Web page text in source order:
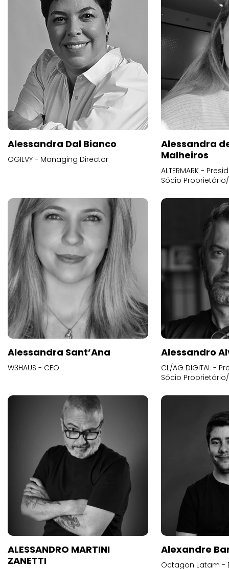
Alessandra Dal Bianco
OGILVY - Managing Director
Alessandra
Malheiros
ALTERMARK -
Sócio
Alessandra Sant’Ana
W3HAUS - CEO
Alessandro
CL/AG DIGITAL -
Sócio
ALESSANDRO MARTINI
ZANETTI
Alexandre
Octagon Latam -